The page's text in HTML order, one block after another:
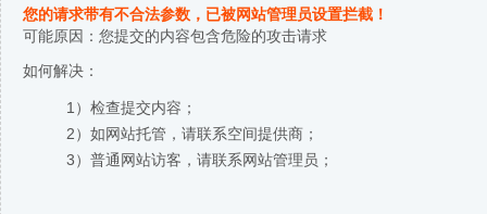
您的请求带有不合法参数，已被网站管理员设置拦截！
可能原因：您提交的内容包含危险的攻击请求
如何解决：
1）检查提交内容；
2）如网站托管，请联系空间提供商；
3）普通网站访客，请联系网站管理员；